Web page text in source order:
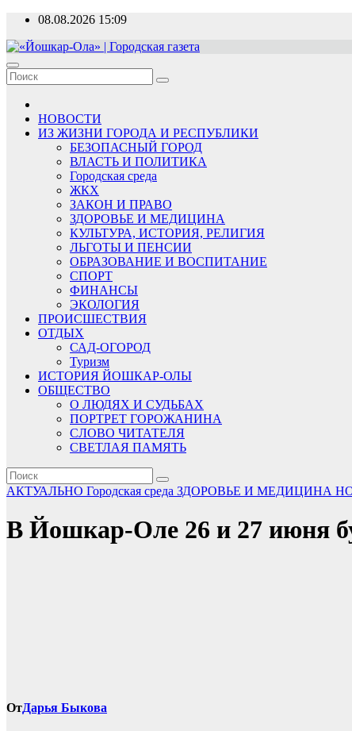
Перейти
содержимому
08.08.2026 15:09
«Йошкар-Ола» | Городская газета
Новости, события, люди
НОВОСТИ
ИЗ ЖИЗНИ ГОРОДА И РЕСПУБЛИКИ
БЕЗОПАСНЫЙ ГОРОД
ВЛАСТЬ И ПОЛИТИКА
Городская среда
ЖКХ
ЗАКОН И ПРАВО
ЗДОРОВЬЕ И МЕДИЦИНА
КУЛЬТУРА, ИСТОРИЯ, РЕЛИГИЯ
ЛЬГОТЫ И ПЕНСИИ
ОБРАЗОВАНИЕ И ВОСПИТАНИЕ
СПОРТ
ФИНАНСЫ
ЭКОЛОГИЯ
ПРОИСШЕСТВИЯ
ОТДЫХ
САД-ОГОРОД
Туризм
ИСТОРИЯ ЙОШКАР-ОЛЫ
ОБЩЕСТВО
О ЛЮДЯХ И СУДЬБАХ
ПОРТРЕТ ГОРОЖАНИНА
СЛОВО ЧИТАТЕЛЯ
СВЕТЛАЯ ПАМЯТЬ
АКТУАЛЬНО Городская среда ЗДОРОВЬЕ И МЕДИЦИНА
В Йошкар-Оле 26 и 27 июня
ОтДарья Быкова